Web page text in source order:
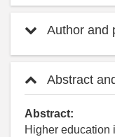
Author and
Abstract
Abstract:
Higher education